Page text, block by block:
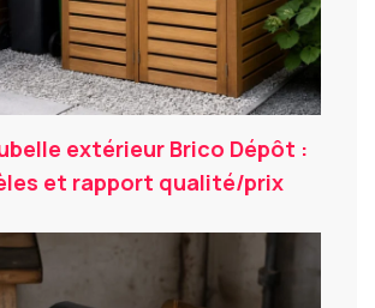
extérieur Brico Dépôt :
et rapport qualité/prix